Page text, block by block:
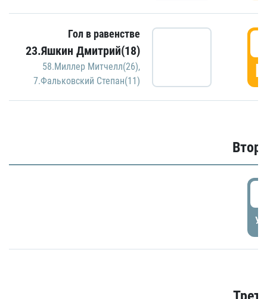
Гол в равенстве
23.Яшкин Дмитрий(18)
58.Миллер Митчелл(26),
7.Фальковский Степан(11)